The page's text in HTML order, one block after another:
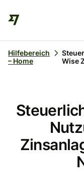
Hilfebereich
– Home
Wise